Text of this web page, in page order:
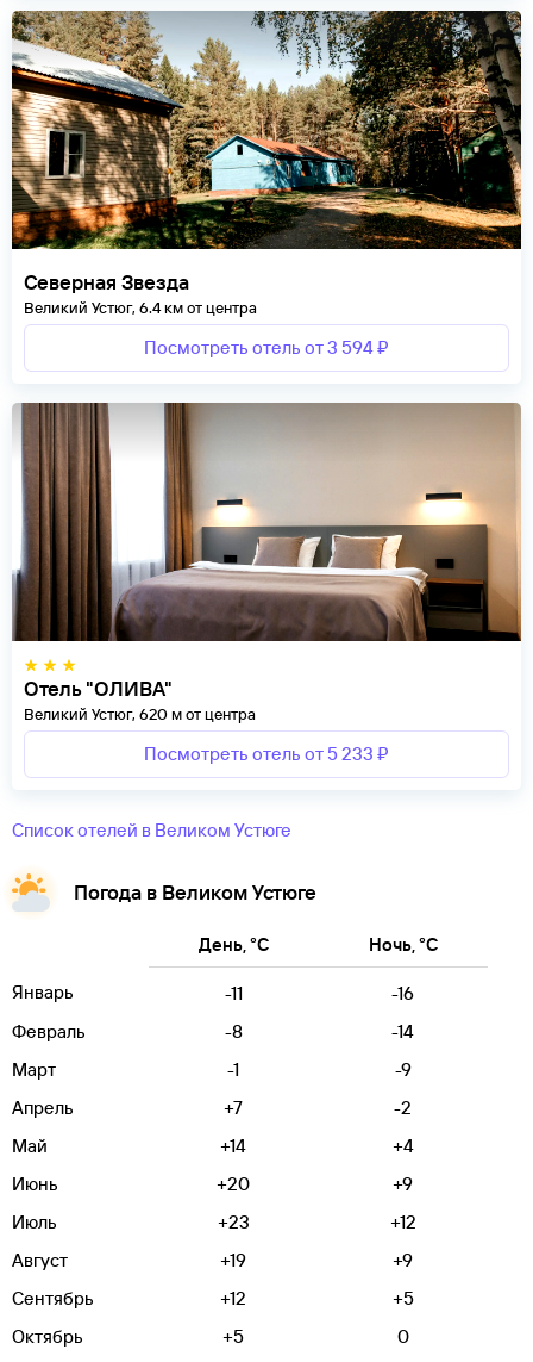
Северная Звезда
Великий Устюг, 6.4 км от центра
Посмотреть отель от 3 594 ₽
Отель "ОЛИВА"
Великий Устюг, 620 м от центра
Посмотреть отель от 5 233 ₽
Список отелей в Великом Устюге
Погода в Великом Устюге
День, °C Ночь, °C
Январь -11
-16
Февраль
-8
-14
Март
-1
-9
Апрель
+7
-2
Май
+14
+4
Июнь
+20
+9
Июль
+23
+12
Август
+19
+9
Сентябрь
+12
+5
Октябрь
+5
0